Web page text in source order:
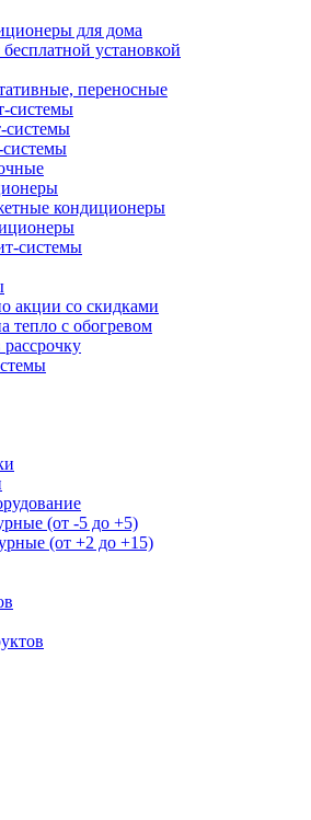
для дома
установкой
переносные
системы
системы
кондиционеры
системы
акции со скидками
тепло с обогревом
(от -5 до +5)
(от +2 до +15)